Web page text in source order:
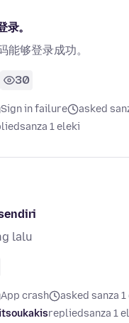
。
能够登录成功。
30
Sign in failure
asked
sanza 1 eleki
lalu
App crash
asked sanza
repliedsanza 1